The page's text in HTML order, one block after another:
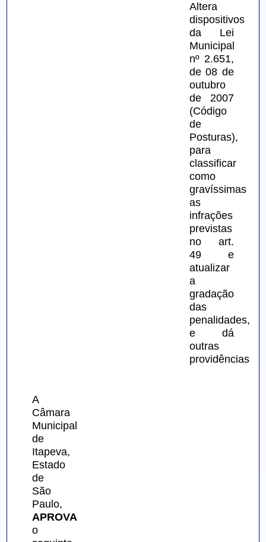
Altera
dispositivos
da Lei
Municipal
nº 2.651,
de 08 de
outubro
de 2007
(Código
de
Posturas),
para
classificar
como
gravíssimas
as
infrações
previstas
no art.
49 e
atualizar
a
gradação
das
penalidades,
e dá
outras
providências.
A
Câmara
Municipal
de
Itapeva,
Estado
de
São
APROVA
o